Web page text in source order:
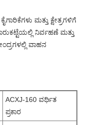
ಮತ್ತು ಕ್ಷೇತ್ರಗಳಿಗೆ
ನಿರ್ವಹಣೆ ಮತ್ತು
ವಾಹನ
ACXJ-160 ವರ್ಧಿತ
ಪ್ರಕಾರ